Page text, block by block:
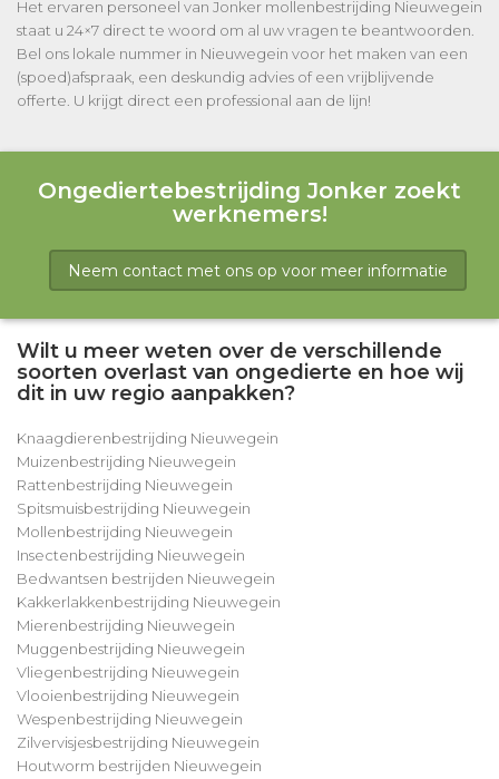
Het ervaren personeel van Jonker mollenbestrijding Nieuwegein
staat u 24×7 direct te woord om al uw vragen te beantwoorden.
Bel ons lokale nummer in Nieuwegein voor het maken van een
(spoed)afspraak, een deskundig advies of een vrijblijvende
offerte. U krijgt direct een professional aan de lijn!
Ongediertebestrijding Jonker zoekt
werknemers!
Neem contact met ons op voor meer informatie
Wilt u meer weten over de verschillende
soorten overlast van ongedierte en hoe wij
dit in uw regio aanpakken?
Knaagdierenbestrijding Nieuwegein
Muizenbestrijding Nieuwegein
Rattenbestrijding Nieuwegein
Spitsmuisbestrijding Nieuwegein
Mollenbestrijding Nieuwegein
Insectenbestrijding Nieuwegein
Bedwantsen bestrijden Nieuwegein
Kakkerlakkenbestrijding Nieuwegein
Mierenbestrijding Nieuwegein
Muggenbestrijding Nieuwegein
Vliegenbestrijding Nieuwegein
Vlooienbestrijding Nieuwegein
Wespenbestrijding Nieuwegein
Zilvervisjesbestrijding Nieuwegein
Houtworm bestrijden Nieuwegein